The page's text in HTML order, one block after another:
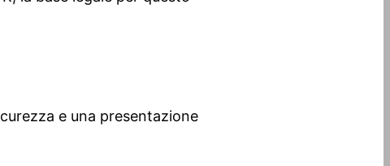
e una presentazione